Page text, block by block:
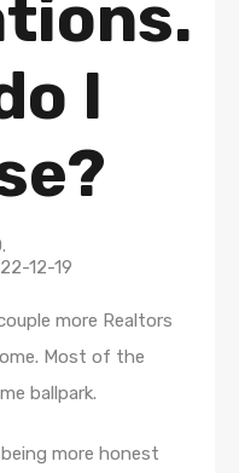
I
12-19
more Realtors
Most of the
ballpark.
more honest